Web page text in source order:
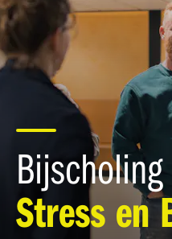
Bijscholing
Stress en